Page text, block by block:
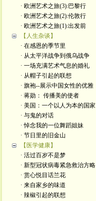
· 欧洲艺术之旅(3):巴黎行
· 欧洲艺术之旅(2):伦敦行
· 欧洲艺术之旅(1):出发前
【人生杂谈】
· 在感恩的季节里
· 从太平洋战争到俄乌战争
· 一场充满艺术气息的婚礼
· 从帽子引起的联想
· 旗袍--展示中国女性的优雅
· 蒋勋： 传播美的使者
· 美国：一个以人为本的国家
· 与鬼的对话
· 悼念我的一位舞蹈姐妹
· 节日里的旧金山
【医学健康】
· 活过百岁不是梦
· 新型冠状病毒紧急救治方略
· 赏心悦目话兰花
· 来自家乡的味道
· 辣椒引起的联想